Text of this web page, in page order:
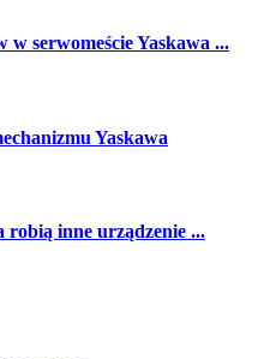
w serwomeście Yaskawa ...
Yaskawa
robią inne urządzenie ...